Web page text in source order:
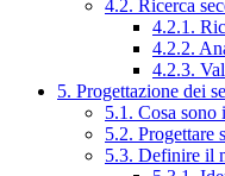
4.2. Ricerca
4.2.1.
4.2.2.
4.2.3.
5. Progettazione dei
5.1. Cosa sono
5.2. Progettare
5.3. Definire il